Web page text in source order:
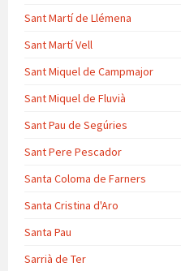
Sant Martí de Llémena
Sant Martí Vell
Sant Miquel de Campmajor
Sant Miquel de Fluvià
Sant Pau de Segúries
Sant Pere Pescador
Santa Coloma de Farners
Santa Cristina d'Aro
Santa Pau
Sarrià de Ter